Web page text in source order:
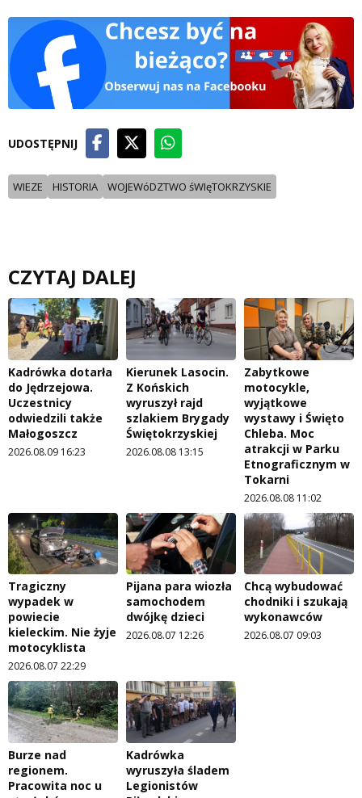
UDOSTĘPNIJ
WIEZE HISTORIA WOJEWóDZTWO śWIęTOKRZYSKIE
CZYTAJ DALEJ
Kadrówka dotarła
do Jędrzejowa.
Uczestnicy
odwiedzili także
Małogoszcz
2026.08.09 16:23
Kierunek Lasocin.
Z Końskich
wyruszył rajd
szlakiem Brygady
Świętokrzyskiej
2026.08.08 13:15
Zabytkowe
motocykle,
wyjątkowe
wystawy i Święto
Chleba. Moc
atrakcji w Parku
Etnograficznym w
Tokarni
2026.08.08 11:02
Tragiczny
wypadek w
powiecie
kieleckim. Nie żyje
motocyklista
2026.08.07 22:29
Pijana para wiozła
samochodem
dwójkę dzieci
2026.08.07 12:26
Chcą wybudować
chodniki i szukają
wykonawców
2026.08.07 09:03
Burze nad
regionem.
Pracowita noc u
Kadrówka
wyruszyła śladem
Legionistów